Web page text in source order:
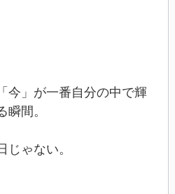
今」が一番自分の中で輝
瞬間。
じゃない。